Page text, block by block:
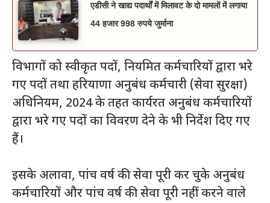
एडीसी ने खाद्य पदार्थों में मिलावट के दो मामलों में लगाया
44 हजार 998 रुपये जुर्माना
विभागों को स्वीकृत पदों, नियमित कर्मचारियों द्वारा भरे
गए पदों तथा हरियाणा अनुबंध कर्मचारी (सेवा सुरक्षा)
अधिनियम, 2024 के तहत कार्यरत अनुबंध कर्मचारियों
द्वारा भरे गए पदों का विवरण देने के भी निर्देश दिए गए
हैं।
इसके अलावा, पांच वर्ष की सेवा पूरी कर चुके अनुबंध
कर्मचारियों और पांच वर्ष की सेवा पूरी नहीं करने वाले